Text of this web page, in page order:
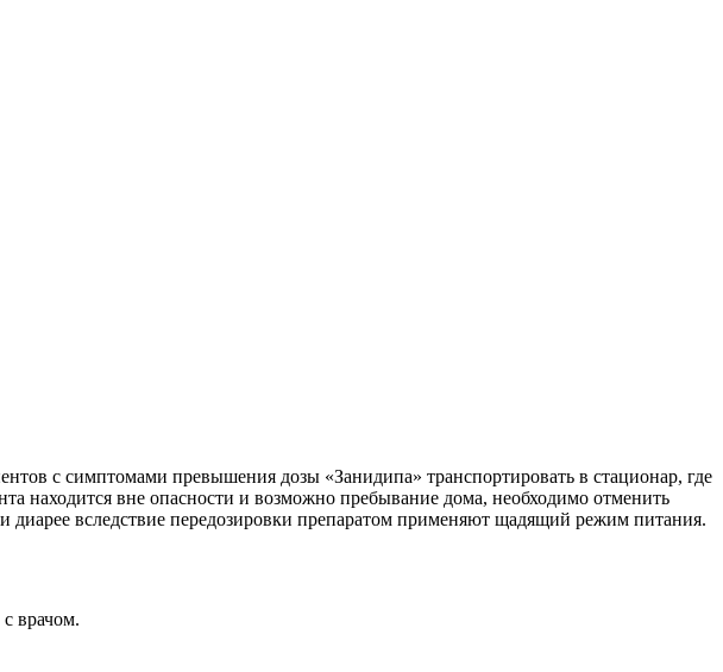
с симптомами превышения дозы «Занидипа» транспортировать в стационар, где
находится вне опасности и возможно пребывание дома, необходимо отменить
диарее вследствие передозировки препаратом применяют щадящий режим питания.
врачом.